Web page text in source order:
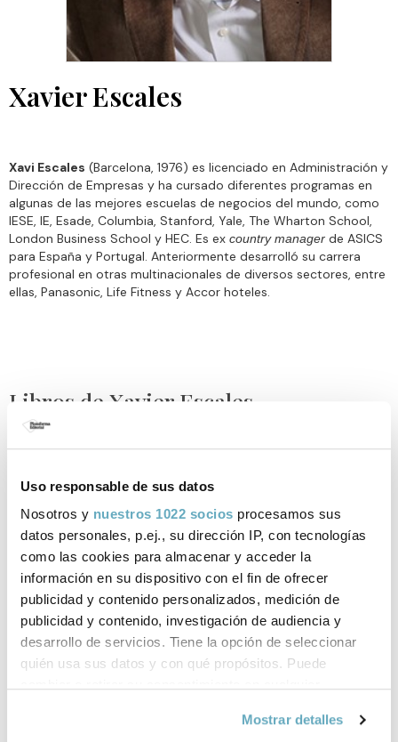
Uso responsable de sus datos
Nosotros y nuestros 1022 socios procesamos sus
datos personales, p.ej., su dirección IP, con tecnologías
como las cookies para almacenar y acceder la
información en su dispositivo con el fin de ofrecer
publicidad y contenido personalizados, medición de
publicidad y contenido, investigación de audiencia y
desarrollo de servicios. Tiene la opción de seleccionar
quién usa sus datos y con qué propósitos. Puede
Mostrar detalles
Xavier Escales
Xavi Escales (Barcelona, 1976) es licenciado en Administración y
Dirección de Empresas y ha cursado diferentes programas en
algunas de las mejores escuelas de negocios del mundo, como
IESE, IE, Esade, Columbia, Stanford, Yale, The Wharton School,
London Business School y HEC. Es ex country manager de ASICS
para España y Portugal. Anteriormente desarrolló su carrera
profesional en otras multinacionales de diversos sectores, entre
ellas, Panasonic, Life Fitness y Accor hoteles.
Libros de Xavier Escales
publicados por Plataforma Editorial
‹ ›